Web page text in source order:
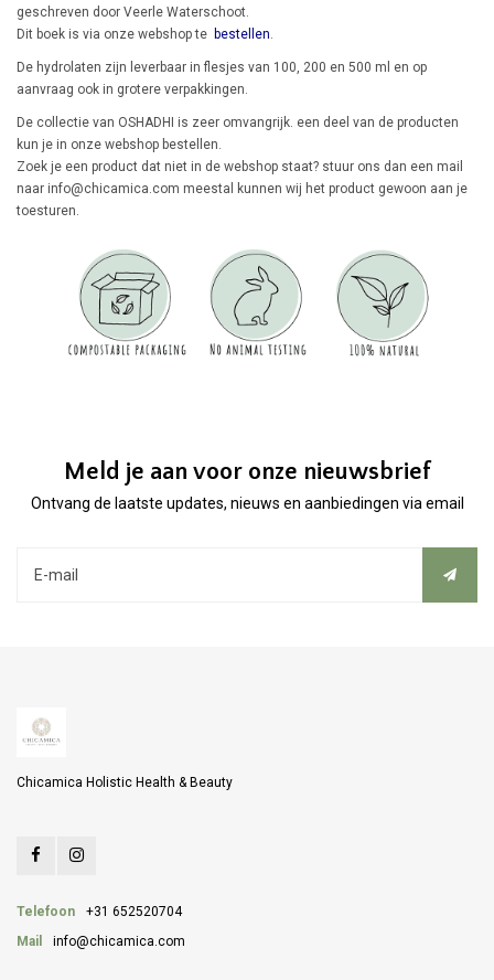
geschreven door Veerle Waterschoot.
Dit boek is via onze webshop te bestellen.
De hydrolaten zijn leverbaar in flesjes van 100, 200 en 500 ml en op
aanvraag ook in grotere verpakkingen.
De collectie van OSHADHI is zeer omvangrijk. een deel van de producten
kun je in onze webshop bestellen.
Zoek je een product dat niet in de webshop staat? stuur ons dan een mail
naar info@chicamica.com meestal kunnen wij het product gewoon aan je
toesturen.
Meld je aan voor onze nieuwsbrief
Ontvang de laatste updates, nieuws en aanbiedingen via email
Chicamica Holistic Health & Beauty
Telefoon
+31 652520704
Mail
info@chicamica.com